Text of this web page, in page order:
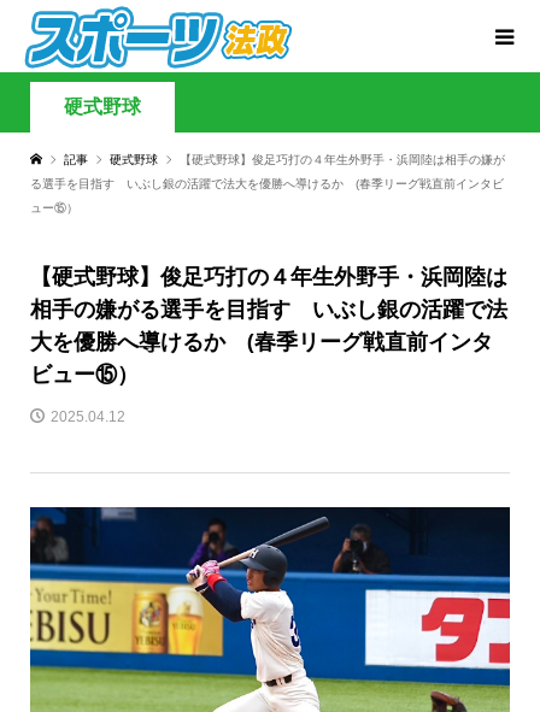
硬式野球
記事 硬式野球
【硬式野球】俊足巧打の４年生外野手・浜岡陸は相手の嫌が
る選手を目指す いぶし銀の活躍で法大を優勝へ導けるか (春季リーグ戦直前インタビ
ュー⑮）
【硬式野球】俊足巧打の４年生外野手・浜岡陸は
相手の嫌がる選手を目指す いぶし銀の活躍で法
大を優勝へ導けるか (春季リーグ戦直前インタ
ビュー⑮）
2025.04.12